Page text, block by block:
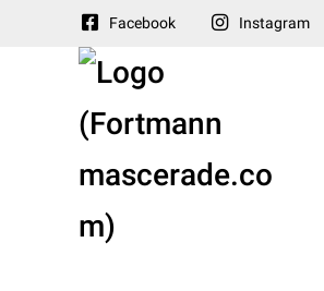
Facebook Instagram